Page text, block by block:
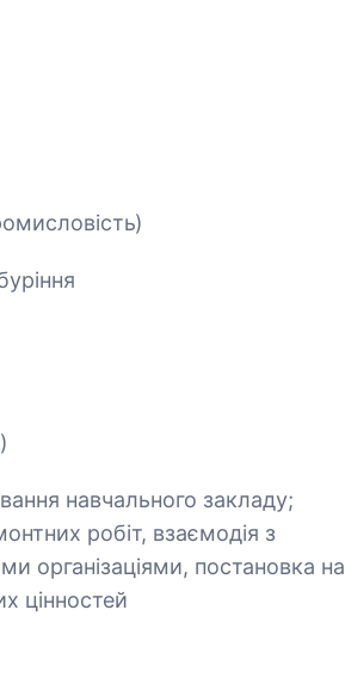
навчального закладу;
робіт, взаємодія з
організаціями, постановка на
цінностей